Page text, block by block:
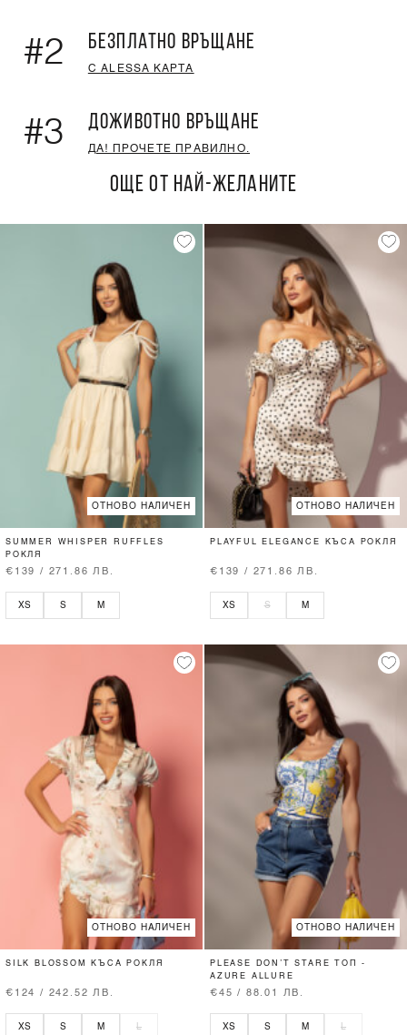
#2 БЕЗПЛАТНО ВРЪЩАНЕ
С ALESSA КАРТА
#3 ДОЖИВОТНО ВРЪЩАНЕ
ДА! ПРОЧЕТЕ ПРАВИЛНО.
ОЩЕ ОТ НАЙ-ЖЕЛАНИТЕ
ОТНОВО НАЛИЧЕН
SUMMER WHISPER RUFFLES
РОКЛЯ
€139 / 271.86 ЛВ.
XS S M
ОТНОВО НАЛИЧЕН
PLAYFUL ELEGANCE КЪСА РОКЛЯ
€139 / 271.86 ЛВ.
XS S M
ОТНОВО НАЛИЧЕН
SILK BLOSSOM КЪСА РОКЛЯ
€124 / 242.52 ЛВ.
XS S M L
ОТНОВО НАЛИЧЕН
PLEASE DON’T STARE ТОП -
AZURE ALLURE
€45 / 88.01 ЛВ.
XS S M L